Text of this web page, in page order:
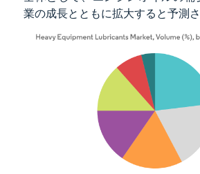
業の成長とともに拡大すると予測さ